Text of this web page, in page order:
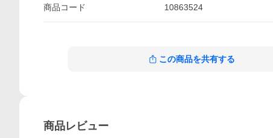
商品コード 10863524
この商品を共有する
商品レビュー